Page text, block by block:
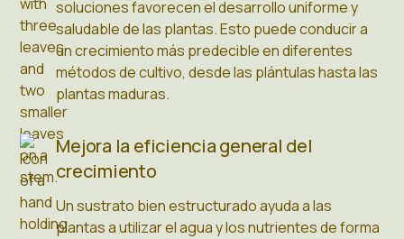
soluciones favorecen el desarrollo uniforme y
saludable de las plantas. Esto puede conducir a
un crecimiento más predecible en diferentes
métodos de cultivo, desde las plántulas hasta las
plantas maduras.
Mejora la eficiencia general del
crecimiento
Un sustrato bien estructurado ayuda a las
plantas a utilizar el agua y los nutrientes de forma